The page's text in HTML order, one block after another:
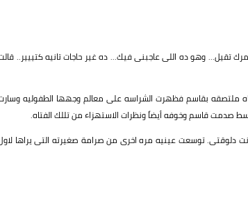
تقيل... وهو ده اللى عاجبنى فيك... ده غير حاجات تانيه كتييير..
بقاسم فظهرت الشراسه على معالم وجهها الطفوليه
صدمت قاسم وخوفه أيضاً ونظرات الاستهزاء من تللك الفتاه.
دلوقتى. توسعت عينيه مره اخرى من صرامة صغيرته التى يراها